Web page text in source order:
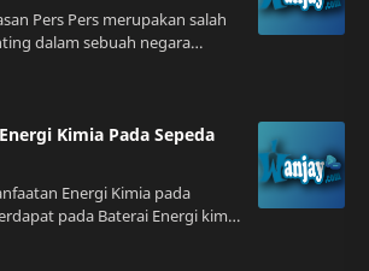
Pers Pers merupakan salah
dalam sebuah negara
sangat penting untuk
masyarakat bisa
Kimia Pada Sepeda
Energi Kimia pada
pada Baterai Energi kimia
dapat dimanfaatkan pada
Salah satu yang paling …